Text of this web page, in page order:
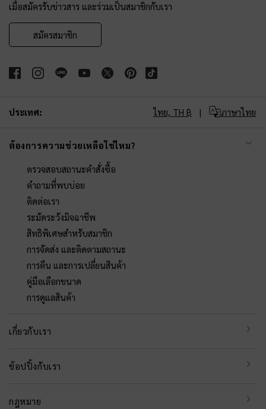
เมื่อสมัครรับข่าวสาร และร่วมเป็นสมาชิกกับเรา
สมัครสมาชิก
ประเทศ: ไทย, TH ฿ ภาษาไทย
ต้องการความช่วยเหลือใช่ไหม?
ตรวจสอบสถานะคำสั่งซื้อ
คำถามที่พบบ่อย
ติดต่อเรา
ระมัดระวังมิจฉาชีพ
สิทธิพิเศษสำหรับสมาชิก
การจัดส่ง และติดตามสถานะ
การคืน และการเปลี่ยนสินค้า
คู่มือเลือกขนาด
การดูแลสินค้า
เกี่ยวกับเรา
ช้อปปิ้งกับเรา
กฎหมาย